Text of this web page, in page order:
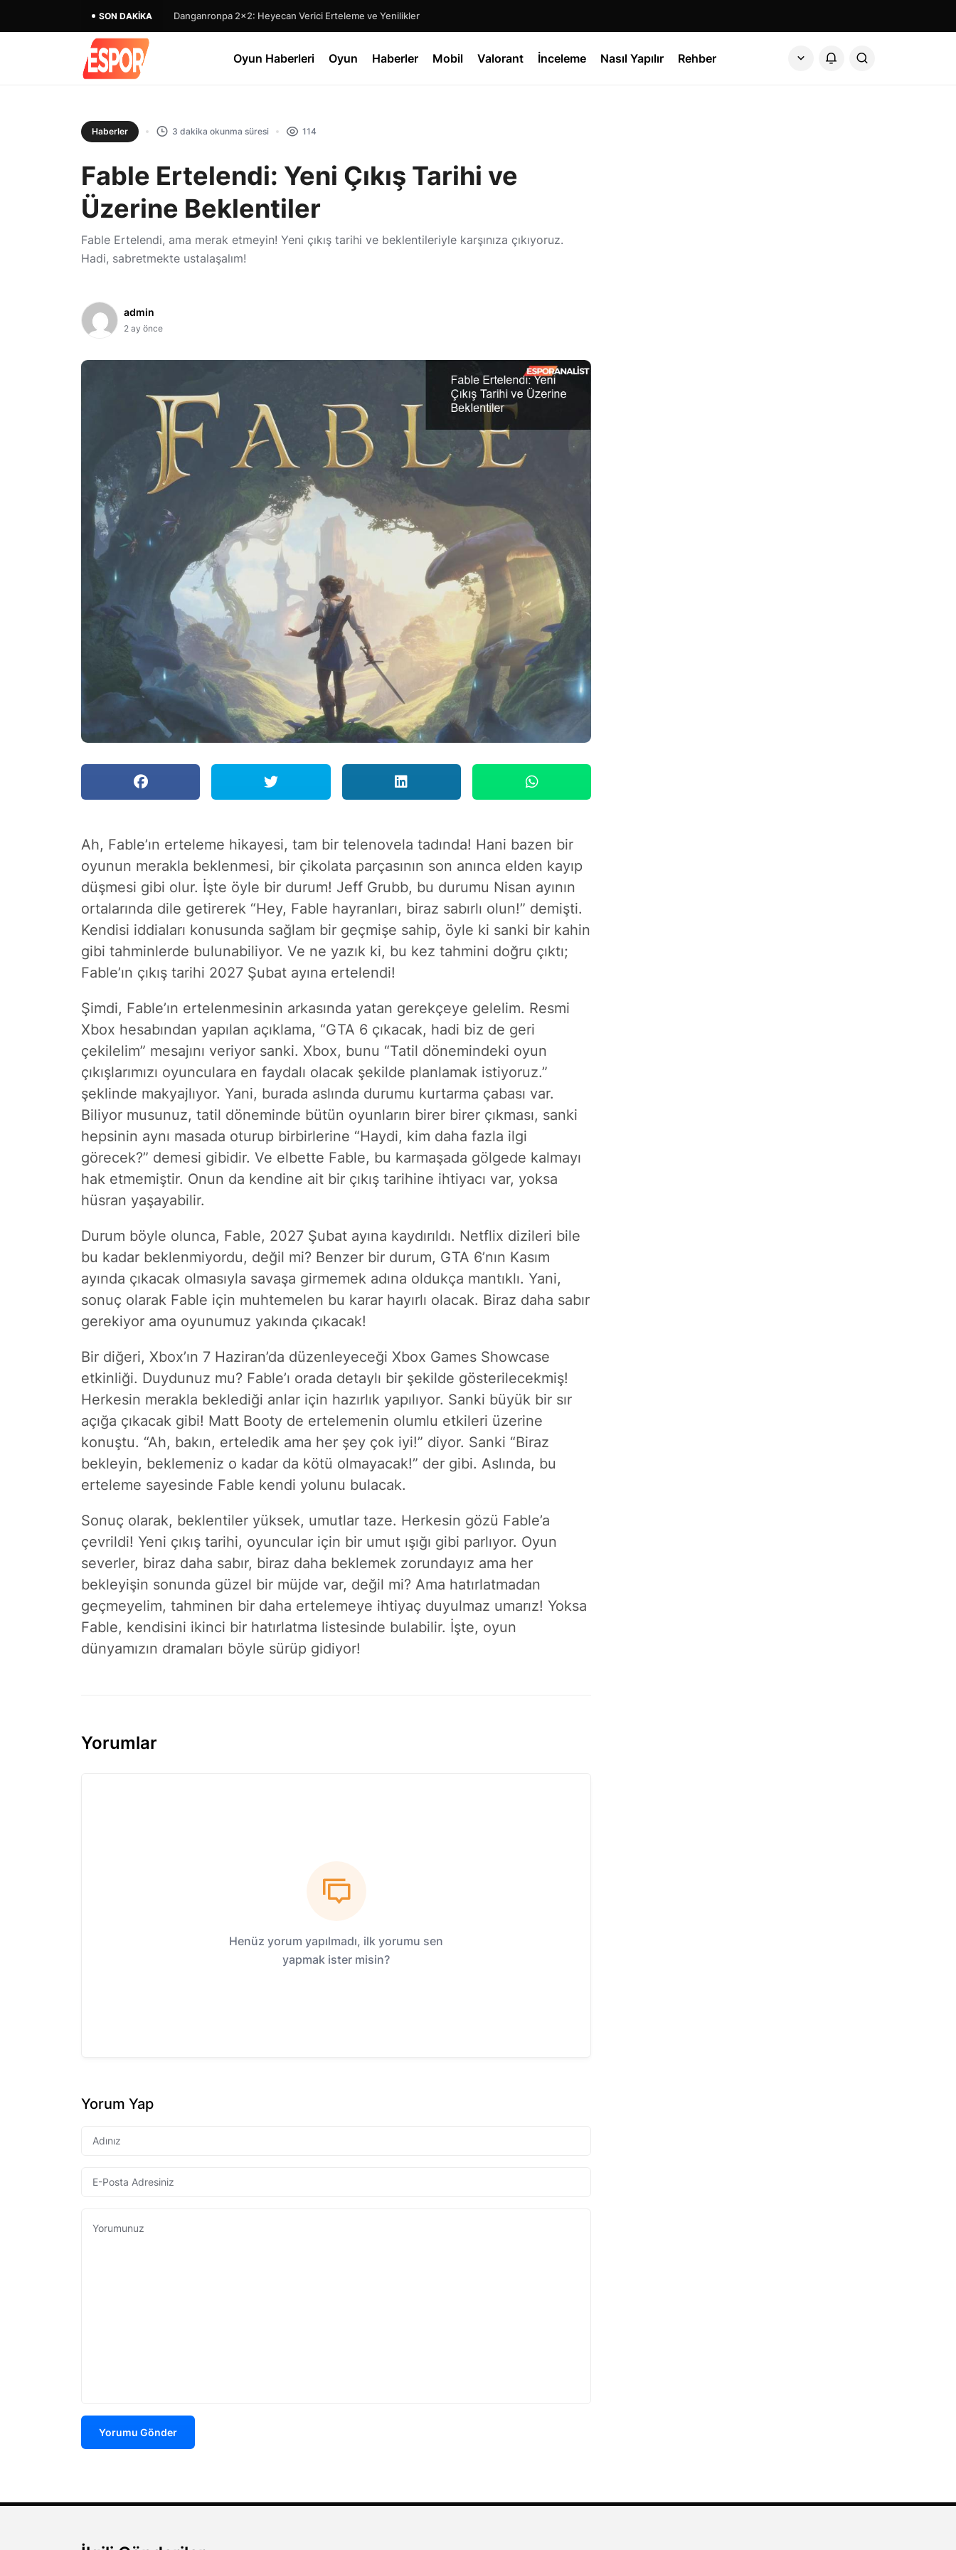
SON DAKIKA Danganronpa 2×2: Heyecan Verici Erteleme ve Yenilikler
Oyun Haberleri Oyun Haberler Mobil Valorant İnceleme Nasıl Yapılır Rehber
Haberler 3 dakika okunma süresi 114
Fable Ertelendi: Yeni Çıkış Tarihi ve
Üzerine Beklentiler
Fable Ertelendi, ama merak etmeyin! Yeni çıkış tarihi ve beklentileriyle karşınıza çıkıyoruz.
Hadi, sabretmekte ustalaşalım!
admin
2 ay önce
Ah, Fable’ın erteleme hikayesi, tam bir telenovela tadında! Hani bazen bir
oyunun merakla beklenmesi, bir çikolata parçasının son anınca elden kayıp
düşmesi gibi olur. İşte öyle bir durum! Jeff Grubb, bu durumu Nisan ayının
ortalarında dile getirerek “Hey, Fable hayranları, biraz sabırlı olun!” demişti.
Kendisi iddiaları konusunda sağlam bir geçmişe sahip, öyle ki sanki bir kahin
gibi tahminlerde bulunabiliyor. Ve ne yazık ki, bu kez tahmini doğru çıktı;
Fable’ın çıkış tarihi 2027 Şubat ayına ertelendi!
Şimdi, Fable’ın ertelenmesinin arkasında yatan gerekçeye gelelim. Resmi
Xbox hesabından yapılan açıklama, “GTA 6 çıkacak, hadi biz de geri
çekilelim” mesajını veriyor sanki. Xbox, bunu “Tatil dönemindeki oyun
çıkışlarımızı oyunculara en faydalı olacak şekilde planlamak istiyoruz.”
şeklinde makyajlıyor. Yani, burada aslında durumu kurtarma çabası var.
Biliyor musunuz, tatil döneminde bütün oyunların birer birer çıkması, sanki
hepsinin aynı masada oturup birbirlerine “Haydi, kim daha fazla ilgi
görecek?” demesi gibidir. Ve elbette Fable, bu karmaşada gölgede kalmayı
hak etmemiştir. Onun da kendine ait bir çıkış tarihine ihtiyacı var, yoksa
hüsran yaşayabilir.
Durum böyle olunca, Fable, 2027 Şubat ayına kaydırıldı. Netflix dizileri bile
bu kadar beklenmiyordu, değil mi? Benzer bir durum, GTA 6’nın Kasım
ayında çıkacak olmasıyla savaşa girmemek adına oldukça mantıklı. Yani,
sonuç olarak Fable için muhtemelen bu karar hayırlı olacak. Biraz daha sabır
gerekiyor ama oyunumuz yakında çıkacak!
Bir diğeri, Xbox’ın 7 Haziran’da düzenleyeceği Xbox Games Showcase
etkinliği. Duydunuz mu? Fable’ı orada detaylı bir şekilde gösterilecekmiş!
Herkesin merakla beklediği anlar için hazırlık yapılıyor. Sanki büyük bir sır
açığa çıkacak gibi! Matt Booty de ertelemenin olumlu etkileri üzerine
konuştu. “Ah, bakın, erteledik ama her şey çok iyi!” diyor. Sanki “Biraz
bekleyin, beklemeniz o kadar da kötü olmayacak!” der gibi. Aslında, bu
erteleme sayesinde Fable kendi yolunu bulacak.
Sonuç olarak, beklentiler yüksek, umutlar taze. Herkesin gözü Fable’a
çevrildi! Yeni çıkış tarihi, oyuncular için bir umut ışığı gibi parlıyor. Oyun
severler, biraz daha sabır, biraz daha beklemek zorundayız ama her
bekleyişin sonunda güzel bir müjde var, değil mi? Ama hatırlatmadan
geçmeyelim, tahminen bir daha ertelemeye ihtiyaç duyulmaz umarız! Yoksa
Fable, kendisini ikinci bir hatırlatma listesinde bulabilir. İşte, oyun
dünyamızın dramaları böyle sürüp gidiyor!
Yorumlar
Henüz yorum yapılmadı, ilk yorumu sen
yapmak ister misin?
Yorum Yap
Yorumu Gönder